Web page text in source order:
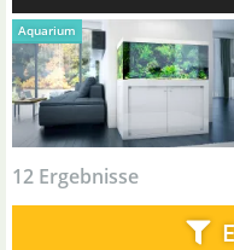
Aquarium
12 Ergebnisse